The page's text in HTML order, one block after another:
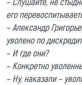
его
– Александр
уволено по
– И где они?
– Конкретно
– Ну, наказали –